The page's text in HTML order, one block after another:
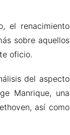
el renacimiento
sobre aquellos
oficio.
del aspecto
Manrique, una
así como